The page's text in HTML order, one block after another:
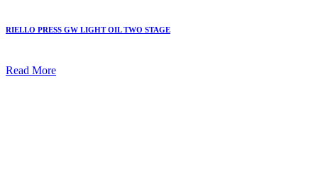
RIELLO PRESS GW LIGHT OIL TWO STAGE
Read More